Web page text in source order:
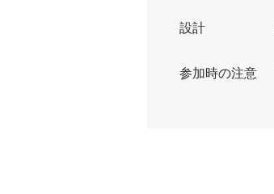
設計
参加時の注意